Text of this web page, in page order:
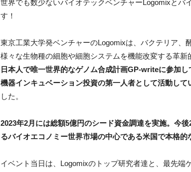
世界でも数少ないバイオテックベンチャーLogomixとバ
す！
東京工業大学発ベンチャーのLogomixは、バクテリア、
様々な生物種の細胞や細胞システムを機能改変する革新
日本人で唯一世界的なゲノム合成計画GP-writeに参加
機器インキュベーション投資の第一人者として活動し
した。
2023年2月には総額5億円のシード資金調達を実施。今
るバイオエコノミー世界市場の中心である米国で本格的
イベント当日は、Logomixのトップ研究者達と、最先端